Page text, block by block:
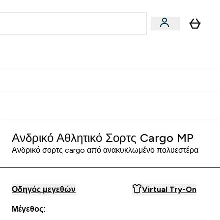
Ανδρικό Αθλητικό Σορτς Cargo MP
Ανδρικό σορτς cargo από ανακυκλωμένο πολυεστέρα
Οδηγός μεγεθών Virtual Try-On
Μέγεθος: